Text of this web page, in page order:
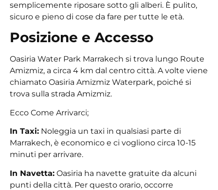
semplicemente riposare sotto gli alberi. È pulito,
sicuro e pieno di cose da fare per tutte le età.
Posizione e Accesso
Oasiria Water Park Marrakech si trova lungo Route
Amizmiz, a circa 4 km dal centro città. A volte viene
chiamato Oasiria Amizmiz Waterpark, poiché si
trova sulla strada Amizmiz.
Ecco Come Arrivarci;
In Taxi: Noleggia un taxi in qualsiasi parte di
Marrakech, è economico e ci vogliono circa 10-15
minuti per arrivare.
In Navetta: Oasiria ha navette gratuite da alcuni
punti della città. Per questo orario, occorre